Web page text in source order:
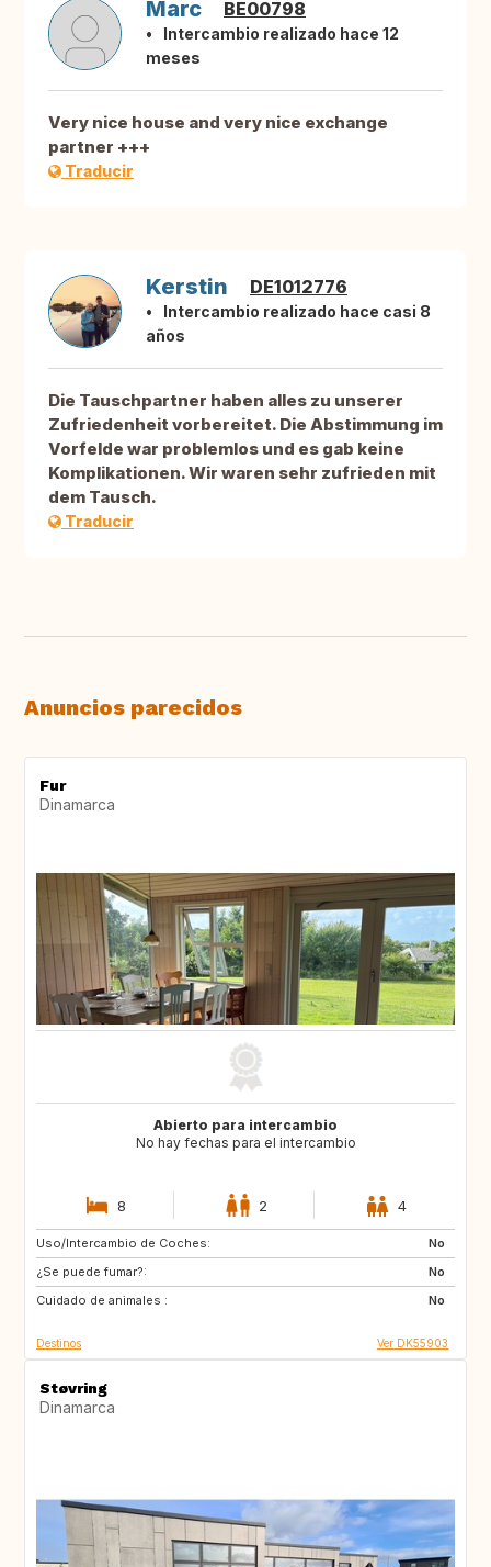
Marc BE00798
Intercambio realizado hace 12
meses
Very nice house and very nice exchange
partner +++
Traducir
Kerstin DE1012776
Intercambio realizado hace casi 8
años
Die Tauschpartner haben alles zu unserer
Zufriedenheit vorbereitet. Die Abstimmung im
Vorfelde war problemlos und es gab keine
Komplikationen. Wir waren sehr zufrieden mit
dem Tausch.
Traducir
Anuncios parecidos
Fur
Dinamarca
Abierto para intercambio
No hay fechas para el intercambio
8 2 4
Uso/Intercambio de Coches:
No
¿Se puede fumar?:
No
Cuidado de animales :
No
SE
CZ
FR
Destinos Ver DK55903
Støvring
Dinamarca